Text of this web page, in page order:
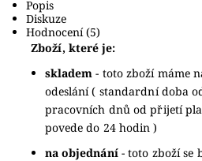
Popis
Diskuze
Hodnocení (5)
Zboží, které je:
skladem - toto zboží máme
odeslání ( standardní doba
pracovních dnů od přijetí
povede do 24 hodin )
na objednání - toto zboží se